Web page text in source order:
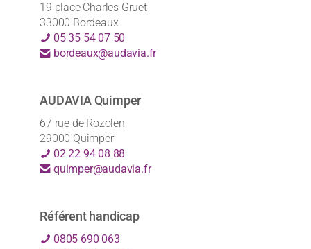
19 place Charles Gruet
33000 Bordeaux
05 35 54 07 50
bordeaux@audavia.fr
AUDAVIA Quimper
67 rue de Rozolen
29000 Quimper
02 22 94 08 88
quimper@audavia.fr
Référent handicap
0805 690 063